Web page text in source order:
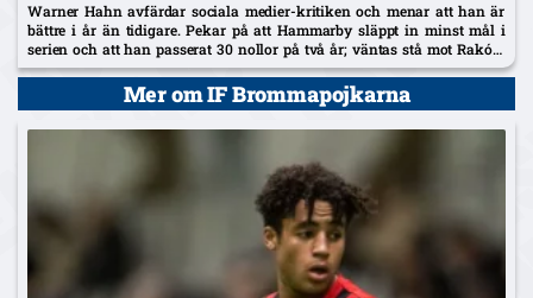
Warner Hahn avfärdar sociala medier-kritiken och menar att han är
bättre i år än tidigare. Pekar på att Hammarby släppt in minst mål i
serien och att han passerat 30 nollor på två år; väntas stå mot Raków
på torsdag.
Mer om IF Brommapojkarna